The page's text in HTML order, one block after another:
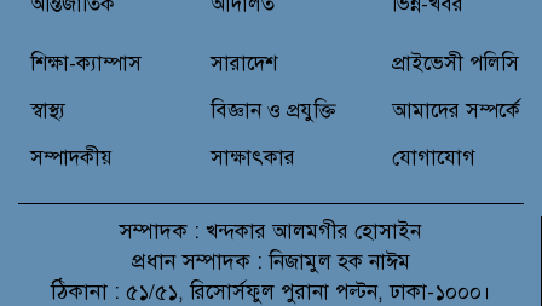
বন্যাদুর্গত মানুষের পাশে পার্কভিউ
ক্যাম্পে ২ হাজার রোগীকে সেবা,
শিক্ষা-ক্যাম্পাস
স্বাস্থ্য
সম্পাদকীয়
সারাদেশ
বিজ্ঞান ও প্রযুক্তি
সাক্ষাৎকার
প্রাইভেসী পলিসি
আমাদের সম্পর্কে
যোগাযোগ
সম্পাদক : খন্দকার আলমগীর হোসাইন
প্রধান সম্পাদক : নিজামুল হক নাঈম
ঠিকানা : ৫১/৫১, রিসোর্সফুল পুরানা পল্টন, ঢাকা-১০০০।